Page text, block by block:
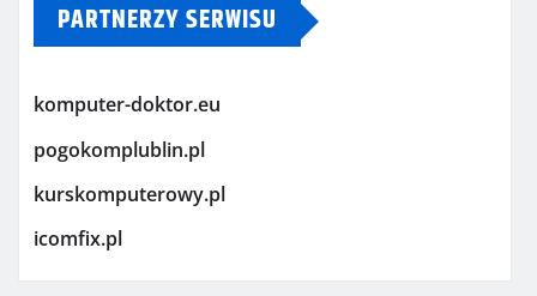
PARTNERZY SERWISU
komputer-doktor.eu
pogokomplublin.pl
kurskomputerowy.pl
icomfix.pl